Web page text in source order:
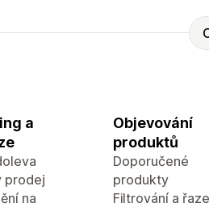
a
prodej
na
Objevování
produktů
Doporučené
produkty
Filtrování a